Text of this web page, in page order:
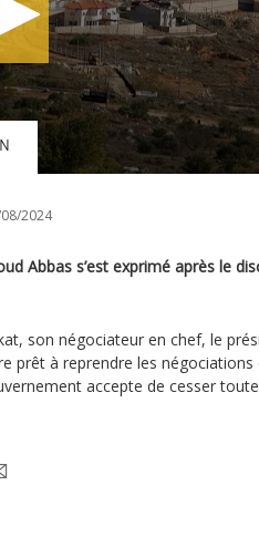
2024
Abbas s’est exprimé après le
son négociateur en chef, le
prêt à reprendre les négociations
accepte de cesser